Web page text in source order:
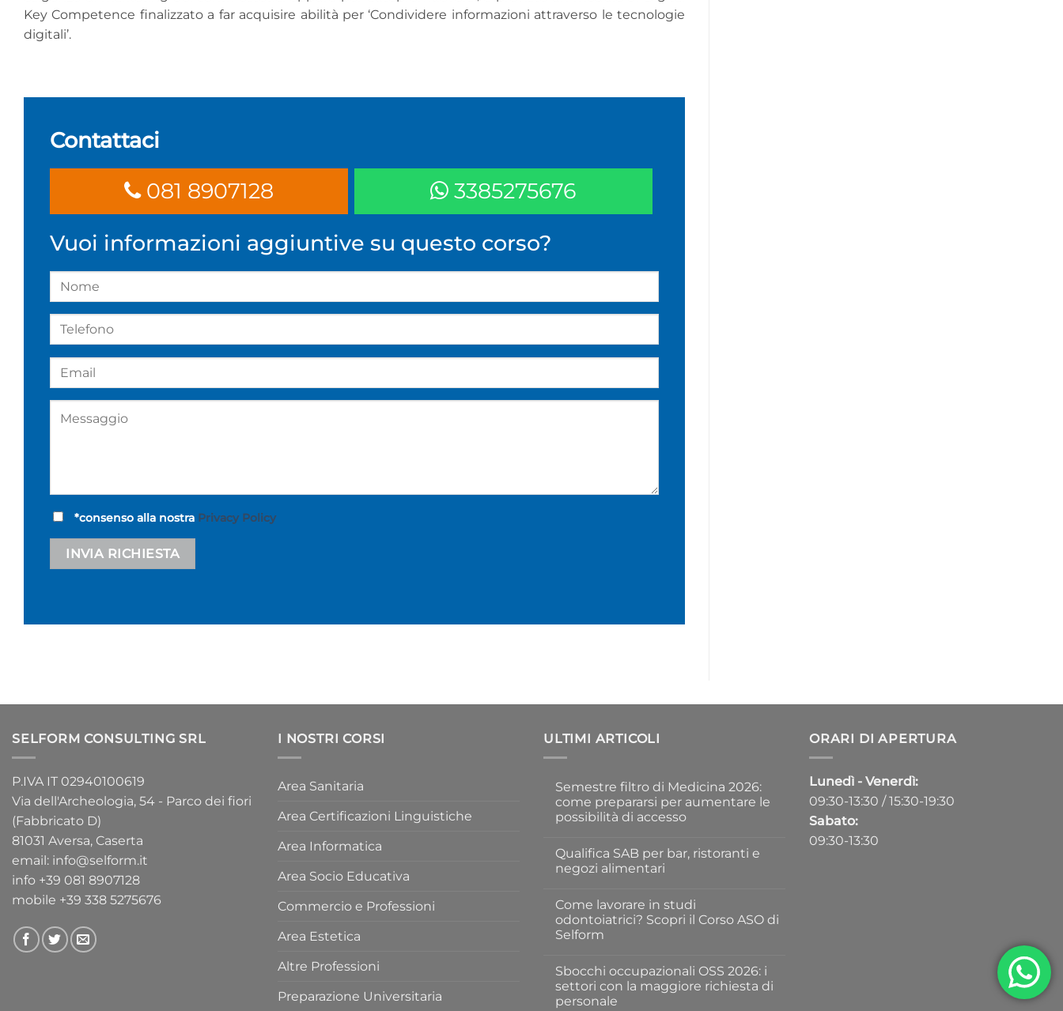
Key Competence finalizzato a far acquisire abilità per ‘Condividere informazioni attraverso le tecnologie
digitali’.
Contattaci
081 8907128
3385275676
Vuoi informazioni aggiuntive su questo corso?
*consenso alla nostra Privacy Policy
SELFORM CONSULTING SRL
P.IVA IT 02940100619
Via dell'Archeologia, 54 - Parco dei fiori
(Fabbricato D)
81031 Aversa, Caserta
email: info@selform.it
info +39 081 8907128
mobile +39 338 5275676
I NOSTRI CORSI
Area Sanitaria
Area Certificazioni Linguistiche
Area Informatica
Area Socio Educativa
Commercio e Professioni
Area Estetica
Altre Professioni
Preparazione Universitaria
ULTIMI ARTICOLI
Semestre filtro di Medicina 2026:
come prepararsi per aumentare le
possibilità di accesso
su
Semestre
filtro
2026:
come
prepararsi
per
possibilità
di
accesso
Qualifica SAB per bar, ristoranti e
negozi alimentari
su
Qualifica
SAB
per
e
negozi
alimentari
Come lavorare in studi
odontoiatrici? Scopri il Corso ASO di
Selform
su
Come
lavorare
in
Sbocchi occupazionali OSS 2026: i
settori con la maggiore richiesta di
personale
ORARI DI APERTURA
Lunedì - Venerdì:
09:30-13:30 / 15:30-19:30
Sabato:
09:30-13:30